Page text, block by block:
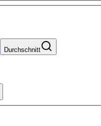
Durchschnitt